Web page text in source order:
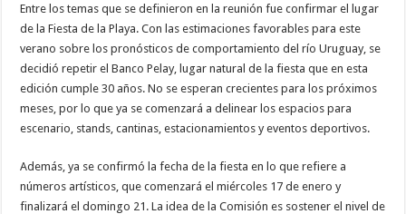
Entre los temas que se definieron en la reunión fue confirmar el lugar
de la Fiesta de la Playa. Con las estimaciones favorables para este
verano sobre los pronósticos de comportamiento del río Uruguay, se
decidió repetir el Banco Pelay, lugar natural de la fiesta que en esta
edición cumple 30 años. No se esperan crecientes para los próximos
meses, por lo que ya se comenzará a delinear los espacios para
escenario, stands, cantinas, estacionamientos y eventos deportivos.
Además, ya se confirmó la fecha de la fiesta en lo que refiere a
números artísticos, que comenzará el miércoles 17 de enero y
finalizará el domingo 21. La idea de la Comisión es sostener el nivel de